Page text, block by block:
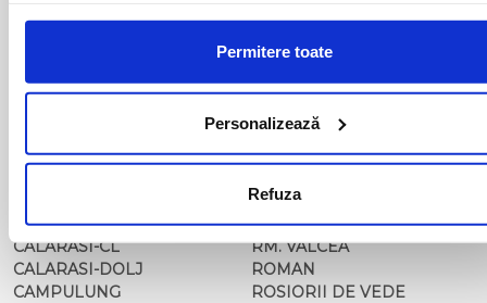
Permitere toate
Personalizează
Refuza
BECLEAN
BLAJ
BRASOV
CALAFAT
CALARASI-CL
CALARASI-DOLJ
CAMPULUNG
PIATRA NEAMT
PISCU VECHI
PITESTI
PLOIESTI
POIANA MARE
RADOVAN
REGHIN
RESITA
RM. VALCEA
ROMAN
ROSIORII DE VEDE